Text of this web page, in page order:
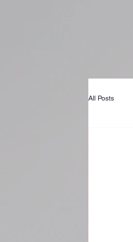
All Posts